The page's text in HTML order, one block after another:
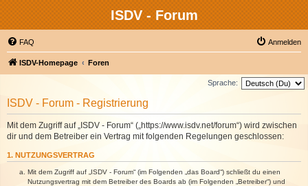
ISDV - Forum
FAQ Anmelden
ISDV-Homepage Foren
Sprache:
ISDV - Forum - Registrierung
Mit dem Zugriff auf „ISDV - Forum“ („https://www.isdv.net/forum“) wird zwischen
dir und dem Betreiber ein Vertrag mit folgenden Regelungen geschlossen:
1. NUTZUNGSVERTRAG
Mit dem Zugriff auf „ISDV - Forum“ (im Folgenden „das Board“) schließt du einen
Nutzungsvertrag mit dem Betreiber des Boards ab (im Folgenden „Betreiber“) und